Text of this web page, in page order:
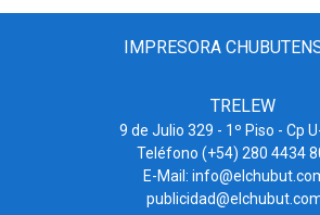
IMPRESORA
TRELEW
9 de Julio 329 - 1º Piso - Cp
Teléfono (+54) 280 4434
E-Mail: